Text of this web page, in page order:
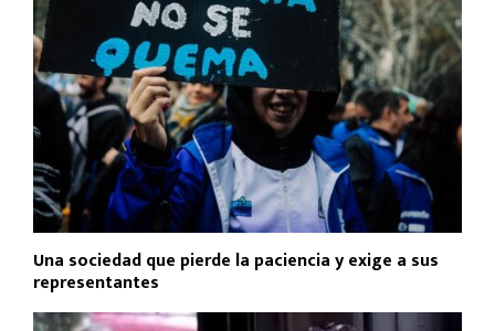
Una sociedad que pierde la paciencia y exige a sus
representantes